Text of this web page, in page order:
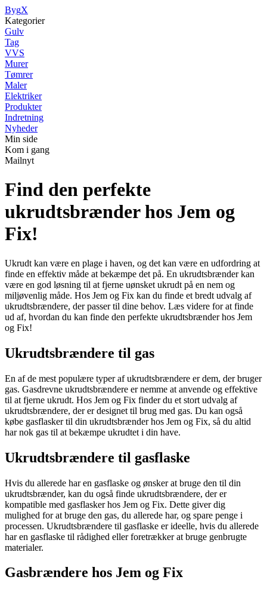
BygX
Kategorier
Gulv
Tag
VVS
Murer
Tømrer
Maler
Elektriker
Produkter
Indretning
Nyheder
Min side
Kom i gang
Mailnyt
Find den perfekte
ukrudtsbrænder hos Jem og
Fix!
Ukrudt kan være en plage i haven, og det kan være en udfordring at
finde en effektiv måde at bekæmpe det på. En ukrudtsbrænder kan
være en god løsning til at fjerne uønsket ukrudt på en nem og
miljøvenlig måde. Hos Jem og Fix kan du finde et bredt udvalg af
ukrudtsbrændere, der passer til dine behov. Læs videre for at finde
ud af, hvordan du kan finde den perfekte ukrudtsbrænder hos Jem
og Fix!
Ukrudtsbrændere til gas
En af de mest populære typer af ukrudtsbrændere er dem, der bruger
gas. Gasdrevne ukrudtsbrændere er nemme at anvende og effektive
til at fjerne ukrudt. Hos Jem og Fix finder du et stort udvalg af
ukrudtsbrændere, der er designet til brug med gas. Du kan også
købe gasflasker til din ukrudtsbrænder hos Jem og Fix, så du altid
har nok gas til at bekæmpe ukrudtet i din have.
Ukrudtsbrændere til gasflaske
Hvis du allerede har en gasflaske og ønsker at bruge den til din
ukrudtsbrænder, kan du også finde ukrudtsbrændere, der er
kompatible med gasflasker hos Jem og Fix. Dette giver dig
mulighed for at bruge den gas, du allerede har, og spare penge i
processen. Ukrudtsbrændere til gasflaske er ideelle, hvis du allerede
har en gasflaske til rådighed eller foretrækker at bruge genbrugte
materialer.
Gasbrændere hos Jem og Fix